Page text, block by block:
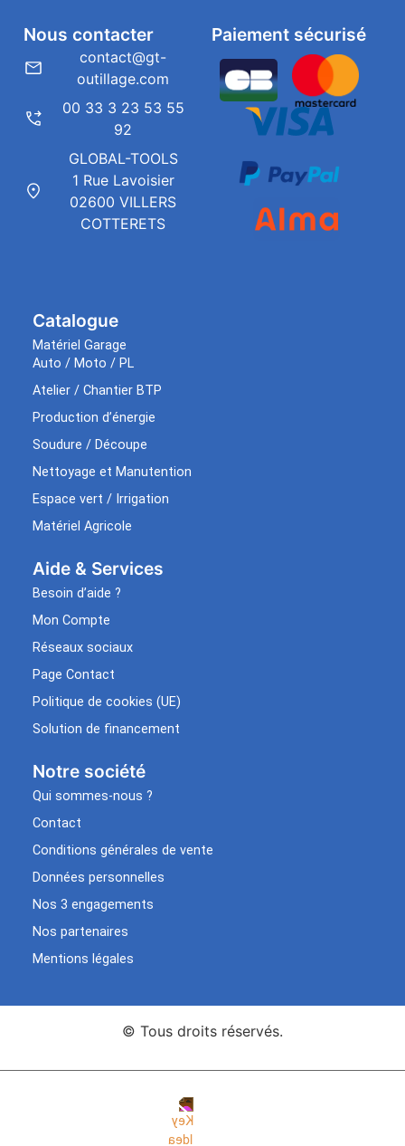
Catalogue
Matériel Garage
Auto / Moto / PL
Atelier / Chantier BTP
Production d’énergie
Soudure / Découpe
Nettoyage et Manutention
Espace vert / Irrigation
Matériel Agricole
Aide & Services​
Besoin d’aide ?
Mon Compte
Réseaux sociaux
Page Contact
Politique de cookies (UE)
Solution de financement
Notre société
Qui sommes-nous ?
Contact
Conditions générales de vente
Données personnelles
Nos 3 engagements
Nos partenaires
Mentions légales
Paiement sécurisé
Nous contacter
contact@gt-
outillage.com
00 33 3 23 53 55
92
GLOBAL-TOOLS
1 Rue Lavoisier
02600 VILLERS
COTTERETS
© Tous droits réservés.